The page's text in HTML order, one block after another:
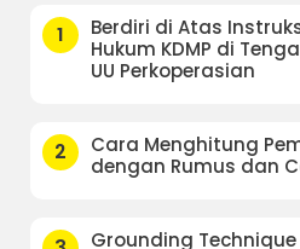
1
Berdiri di Atas
Hukum KDMP di
UU Perkoperasian
2
Cara Menghitung
dengan Rumus dan
Grounding